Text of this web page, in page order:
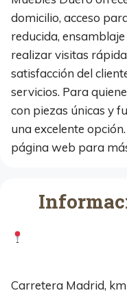
domicilio, acceso
reducida,
realizar visitas
satisfacción del
servicios. Para
con piezas únicas y
una excelente
página web para
Carretera Madrid,